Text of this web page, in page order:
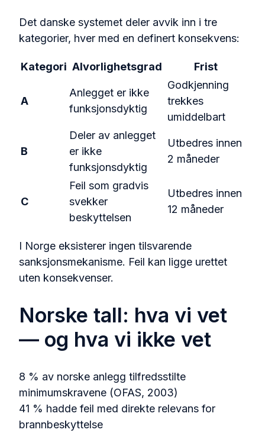
Det danske systemet deler avvik inn i tre
kategorier, hver med en definert konsekvens:
Kategori Alvorlighetsgrad Frist
A
Anlegget er ikke
funksjonsdyktig
Godkjenning
trekkes
umiddelbart
B
Deler av anlegget
er ikke
funksjonsdyktig
Utbedres innen
2 måneder
C
Feil som gradvis
svekker
beskyttelsen
Utbedres innen
12 måneder
I Norge eksisterer ingen tilsvarende
sanksjonsmekanisme. Feil kan ligge urettet
uten konsekvenser.
Norske tall: hva vi vet
— og hva vi ikke vet
8 % av norske anlegg tilfredsstilte
minimumskravene (OFAS, 2003)
41 % hadde feil med direkte relevans for
brannbeskyttelse